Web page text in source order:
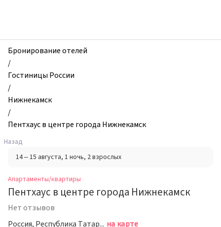
и
квартиры,
Пентхаус
центре
города
Нижнекамск,
Нижнекамск,
Россия
Бронирование отелей
/
Гостиницы России
/
Нижнекамск
/
Пентхаус в центре города Нижнекамск
Назад
14 – 15 августа, 1 ночь, 2 взрослых
Апартаменты/квартиры
Пентхаус в центре города Нижнекамск
Нет отзывов
Россия, Республика Татарстан (Татарстан), Нижнекамск, проспект Шинников, 23 на карте